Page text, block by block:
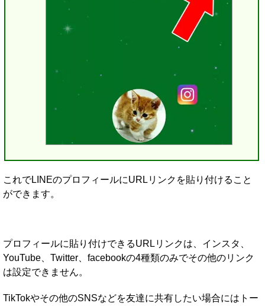
これでLINEのプロフィールにURLリンクを貼り付けること
ができます。
プロフィールに貼り付けできるURLリンクは、インスタ、
YouTube、Twitter、facebookの4種類のみでその他のリンク
は設定できません。
TikTokやその他のSNSなどを友達に共有したい場合にはトー